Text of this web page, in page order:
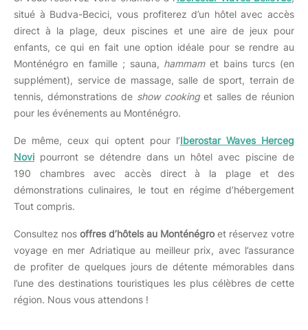
situé à Budva-Becici, vous profiterez d’un hôtel avec accès
direct à la plage, deux piscines et une aire de jeux pour
enfants, ce qui en fait une option idéale pour se rendre au
Monténégro en famille ; sauna, hammamet bains turcs (en
supplément), service de massage, salle de sport, terrain de
tennis, démonstrations de show cookinget salles de réunion
pour les événements au Monténégro.
De même, ceux qui optent pour l’Iberostar Waves Herceg
Novi pourront se détendre dans un hôtel avec piscine de
190 chambres avec accès direct à la plage et des
démonstrations culinaires, le tout en régime d’hébergement
Tout compris.
Consultez nos offres d’hôtels au Monténégro et réservez votre
voyage en mer Adriatique au meilleur prix, avec l’assurance
de profiter de quelques jours de détente mémorables dans
l’une des destinations touristiques les plus célèbres de cette
région. Nous vous attendons !